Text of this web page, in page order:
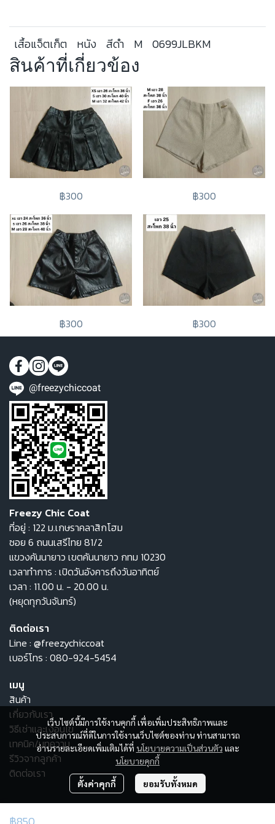
เสื้อแจ็ตเก็ต หนัง สีดำ M 0699JLBKM
สินค้าที่เกี่ยวข้อง
฿300 ฿300
฿300 ฿300
เว็บไซต์นี้มีการใช้งานคุกกี้ เพื่อเพิ่มประสิทธิภาพและ
ประสบการณ์ที่ดีในการใช้งานเว็บไซต์ของท่าน ท่านสามารถ
อ่านรายละเอียดเพิ่มเติมได้ที่ นโยบายความเป็นส่วนตัว และ
นโยบายคุกกี้
ตั้งค่าคุกกี้ ยอมรับทั้งหมด
@freezychiccoat
Freezy Chic Coat
ที่อยู่ : 122 ม.เกษราคลาสิกโฮม
ซอย 6 ถนนเสรีไทย 81/2
แขวงคันนายาว เขตคันนายาว กทม 10230
เวลาทำการ : เปิดวันอังคารถึงวันอาทิตย์
เวลา : 11.00 น. - 20.00 น.
(หยุดทุกวันจันทร์)
ติดต่อเรา
Line : @freezychiccoat
เบอร์โทร : 080-924-5454
เมนู
สินค้า
เกี่ยวกับเรา
วิธีเช่าและเงื่อนไข
เทคนิค/บทความ
รีวิวจากลูกค้า
ติดต่อเรา